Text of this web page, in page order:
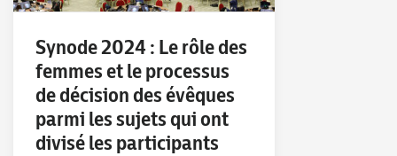
Synode 2024 : Le rôle des
femmes et le processus
de décision des évêques
parmi les sujets qui ont
divisé les participants